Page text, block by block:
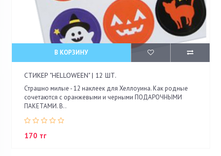
В КОРЗИНУ
СТИКЕР "HELLOWEEN" | 12 ШТ.
Страшно милые - 12 наклеек для Хеллоуина. Как родные
сочетаются с оранжевыми и черными ПОДАРОЧНЫМИ
ПАКЕТАМИ. В..
170 тг